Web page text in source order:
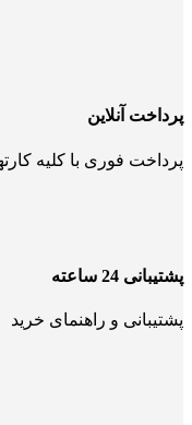
پرداخت آنلاین
پرداخت فوری با کلیه
پشتیبانی 24 ساعته
پشتیبانی و راهنمای خرید